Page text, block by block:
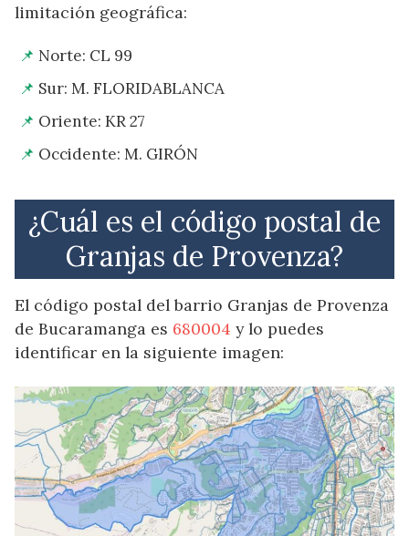
limitación geográfica:
Norte: CL 99
Sur: M. FLORIDABLANCA
Oriente: KR 27
Occidente: M. GIRÓN
¿Cuál es el código postal de
Granjas de Provenza?
El código postal del barrio Granjas de Provenza
de Bucaramanga es 680004 y lo puedes
identificar en la siguiente imagen: